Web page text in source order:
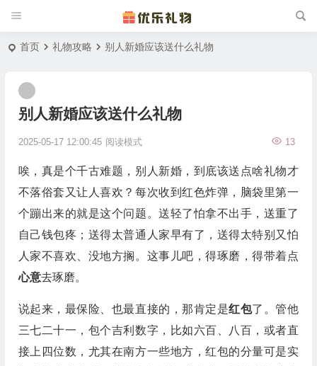
首页 礼物攻略 别人新婚应该送什么礼物
别人新婚应该送什么礼物
2025-05-17 12:00:45 13
阅读模式
唉，真是个千古难题，别人新婚，到底该送点啥礼物才
不落俗套又让人喜欢？每次收到红色炸弹，脑袋里第一
个蹦出来的就是这个问题。送轻了怕拿不出手，送重了
自己钱包疼；送得太普通人家早有了，送得太特别又怕
人家不喜欢、没地方搁。这事儿吧，得琢磨，得带着点
心意去琢磨。
说起来，最保险、也最直接的，那肯定是红包了。管他
三七二十一，包个吉利数字，比如六百、八百，或者直
接上四位数，尤其在南方一些地方，红包的分量可是实